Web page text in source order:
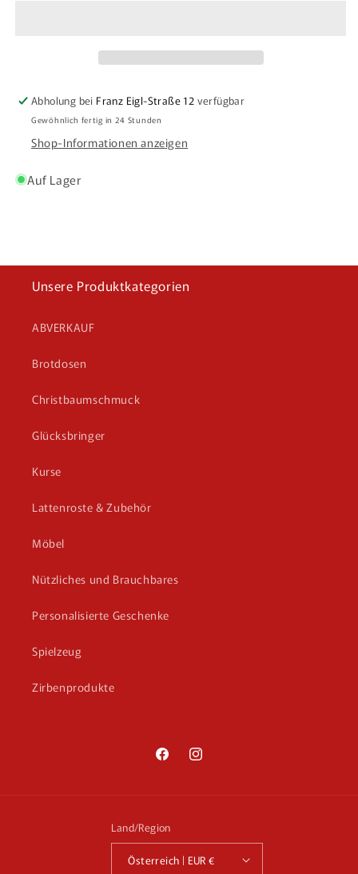
Abholung bei Franz Eigl-Straße 12 verfügbar
Gewöhnlich fertig in 24 Stunden
Shop-Informationen anzeigen
Auf Lager
Unsere Produktkategorien
ABVERKAUF
Brotdosen
Christbaumschmuck
Glücksbringer
Kurse
Lattenroste & Zubehör
Möbel
Nützliches und Brauchbares
Personalisierte Geschenke
Spielzeug
Zirbenprodukte
FacebookInstagram
Land/Region
Österreich | EUR €